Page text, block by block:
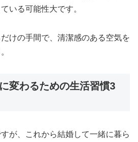
いる可能性大です。
けの手間で、清潔感のある空気を
変わるための生活習慣3
が、これから結婚して一緒に暮ら